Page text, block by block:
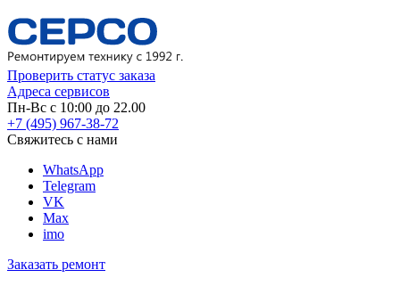
Проверить статус заказа
Адреса сервисов
Пн-Вс с 10:00 до 22.00
+7 (495) 967-38-72
Свяжитесь с нами
WhatsApp
Telegram
VK
Max
imo
Заказать ремонт